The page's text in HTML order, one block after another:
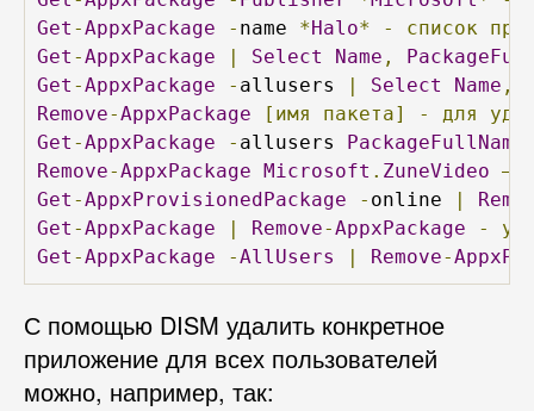
Get -AppxPackage - name *Halo* - список
Get -AppxPackage | Select Name ,
Get -AppxPackage - allusers | Select Name ,
Remove-AppxPackage [имя пакета] - для
Get -AppxPackage - allusers PackageFullName
Remove-AppxPackage Microsoft . ZuneVideo –
Get -AppxProvisionedPackage - online |
Get -AppxPackage | Remove-AppxPackage -
Get -AppxPackage -AllUsers | Remove-
С помощью DISM удалить конкретное
приложение для всех пользователей
можно, например, так: